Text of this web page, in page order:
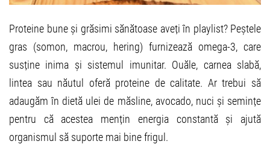
Proteine bune și grăsimi sănătoase aveți în playlist? Peștele
gras (somon, macrou, hering) furnizează omega-3, care
susține inima și sistemul imunitar. Ouăle, carnea slabă,
lintea sau năutul oferă proteine de calitate. Ar trebui să
adaugăm în dietă ulei de măsline, avocado, nuci și semințe
pentru că acestea mențin energia constantă și ajută
organismul să suporte mai bine frigul.